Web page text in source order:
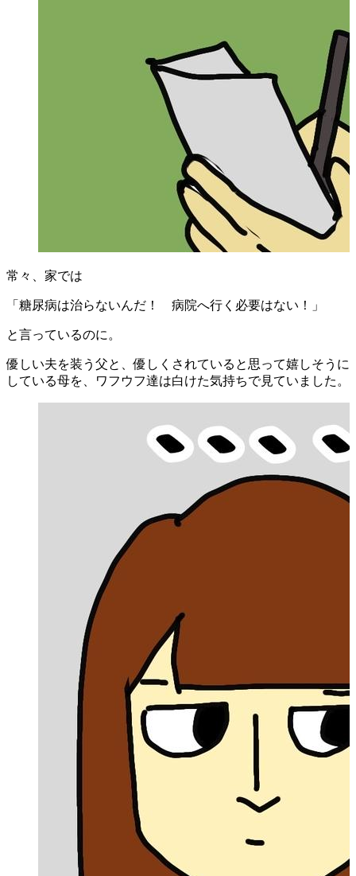
常々、家では
「糖尿病は治らないんだ！ 病院へ行く必要はない！」
と言っているのに。
優しい夫を装う父と、優しくされていると思って嬉しそうに
している母を、ワフウフ達は白けた気持ちで見ていました。